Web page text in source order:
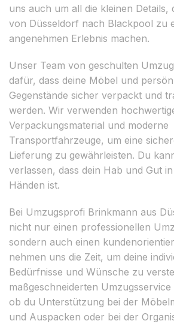
uns auch um all die kleinen Details,
von Düsseldorf nach Blackpool zu
angenehmen Erlebnis machen.
Unser Team von geschulten
dafür, dass deine Möbel und
Gegenstände sicher verpackt und
werden. Wir verwenden
Verpackungsmaterial und moderne
Transportfahrzeuge, um eine
Lieferung zu gewährleisten. Du
verlassen, dass dein Hab und Gut
Händen ist.
Bei Umzugsprofi Brinkmann aus
nicht nur einen professionellen
sondern auch einen
nehmen uns die Zeit, um deine
Bedürfnisse und Wünsche zu
maßgeschneiderten Umzugsservice
ob du Unterstützung bei der
und Auspacken oder bei der